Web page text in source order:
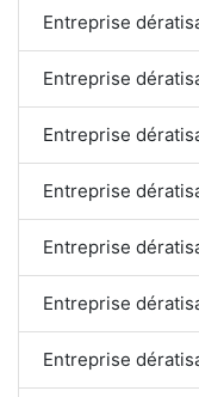
Entreprise
Entreprise
Entreprise
Entreprise
Entreprise
Entreprise
Entreprise